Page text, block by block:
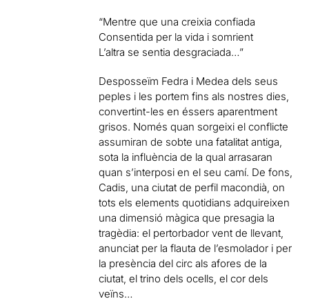
“Mentre que una creixia confiada
Consentida per la vida i somrient
L’altra se sentia desgraciada…”
Desposseïm Fedra i Medea dels seus
peples i les portem fins als nostres dies,
convertint-les en éssers aparentment
grisos. Només quan sorgeixi el conflicte
assumiran de sobte una fatalitat antiga,
sota la influència de la qual arrasaran
quan s’interposi en el seu camí. De fons,
Cadis, una ciutat de perfil macondià, on
tots els elements quotidians adquireixen
una dimensió màgica que presagia la
tragèdia: el pertorbador vent de llevant,
anunciat per la flauta de l’esmolador i per
la presència del circ als afores de la
ciutat, el trino dels ocells, el cor dels
veïns…